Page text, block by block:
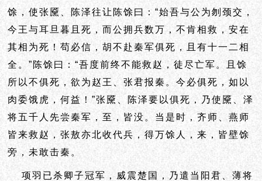
馀，使张黡、陈泽往让陈馀曰：“始吾与公为刎颈交，
今王与耳旦暮且死，而公拥兵数万，不肯相救，安在
其相为死！苟必信，胡不赴秦军俱死，且有十一二相
全。”陈馀曰：“吾度前终不能救赵，徒尽亡军。且馀
所以不俱死，欲为赵王、张君报秦。今必俱死，如以
肉委饿虎，何益！”张黡、陈泽要以俱死，乃使黡、泽
将五千人先尝秦军，至，皆没。当是时，齐师、燕师
皆来救赵，张敖亦北收代兵，得万馀人，来，皆壁馀
旁，未敢击秦。
项羽已杀卿子冠军，威震楚国，乃遣当阳君、薄将